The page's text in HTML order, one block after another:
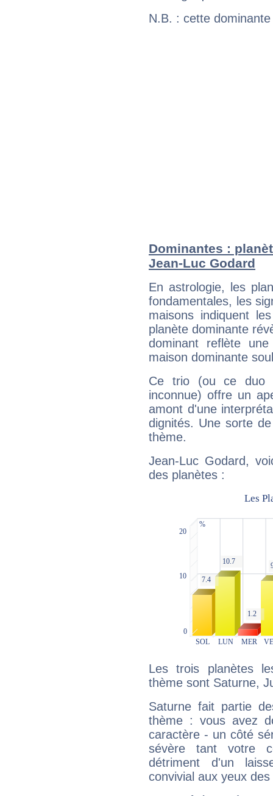
N.B. : cette
Dominantes :
Jean-Luc Godard
En astrologie, les
fondamentales, les
maisons indiquent
planète dominante
dominant reflète
maison dominante
Ce trio (ou ce duo
inconnue) offre un
amont d'une
dignités. Une sorte
thème.
Jean-Luc Godard,
des planètes :
Les trois planètes
thème sont Saturne,
Saturne fait partie
thème : vous avez
caractère - un côté
sévère tant votre
détriment d'un
convivial aux yeux